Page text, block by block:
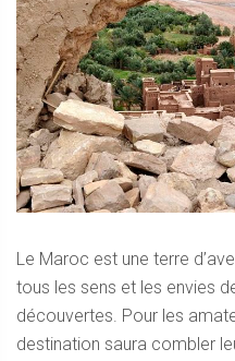
Le Maroc est une terre
tous les sens et les envies
découvertes. Pour les
destination saura combler